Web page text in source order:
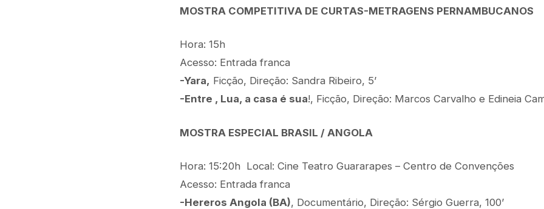
MOSTRA COMPETITIVA DE CURTAS-METRAGENS PERNAMBUCANOS
Hora: 15h
Acesso: Entrada franca
-Yara, Ficção, Direção: Sandra Ribeiro, 5’
-Entre , Lua, a casa é sua!, Ficção, Direção: Marcos Carvalho e Edineia
MOSTRA ESPECIAL BRASIL / ANGOLA
Hora: 15:20h Local: Cine Teatro Guararapes – Centro de Convenções
Acesso: Entrada franca
-Hereros Angola (BA), Documentário, Direção: Sérgio Guerra, 100’